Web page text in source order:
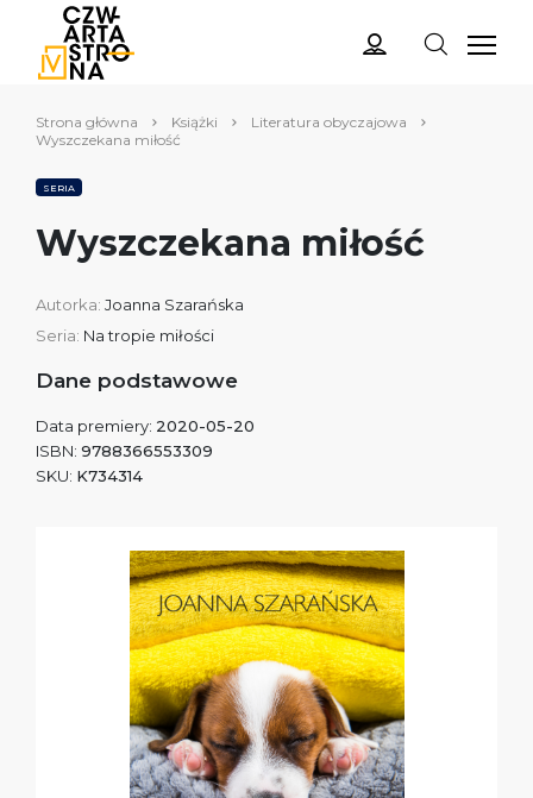
Strona główna Książki
Literatura obyczajowa
Wyszczekana miłość
SERIA
Wyszczekana miłość
Autorka: Joanna Szarańska
Seria: Na tropie miłości
Dane podstawowe
Data premiery: 2020-05-20
ISBN: 9788366553309
SKU: K734314